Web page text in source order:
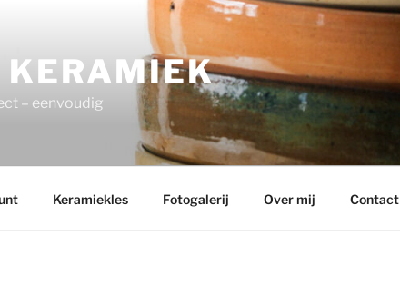
KERAMIEK
– eenvoudig
Keramiekles Fotogalerij Over mij Contact